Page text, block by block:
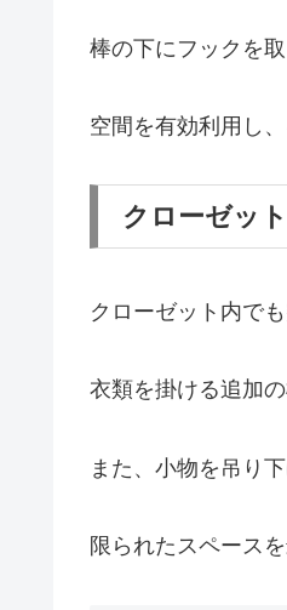
棒の下にフックを
空間を有効利用し
クローゼッ
クローゼット内で
衣類を掛ける追加
また、小物を吊り
限られたスペース